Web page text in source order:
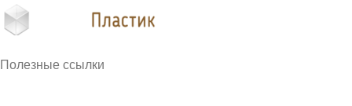
Полезные ссылки